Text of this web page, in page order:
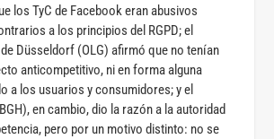
los TyC de Facebook eran abusivos
a los principios del RGPD; el
Düsseldorf (OLG) afirmó que no tenían
anticompetitivo, ni en forma alguna
a los usuarios y consumidores; y el
en cambio, dio la razón a la autoridad
pero por un motivo distinto: no se